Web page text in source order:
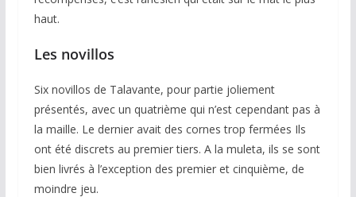
haut.
Les novillos
Six novillos de Talavante, pour partie joliement
présentés, avec un quatrième qui n’est cependant pas à
la maille. Le dernier avait des cornes trop fermées Ils
ont été discrets au premier tiers. A la muleta, ils se sont
bien livrés à l’exception des premier et cinquième, de
moindre jeu.